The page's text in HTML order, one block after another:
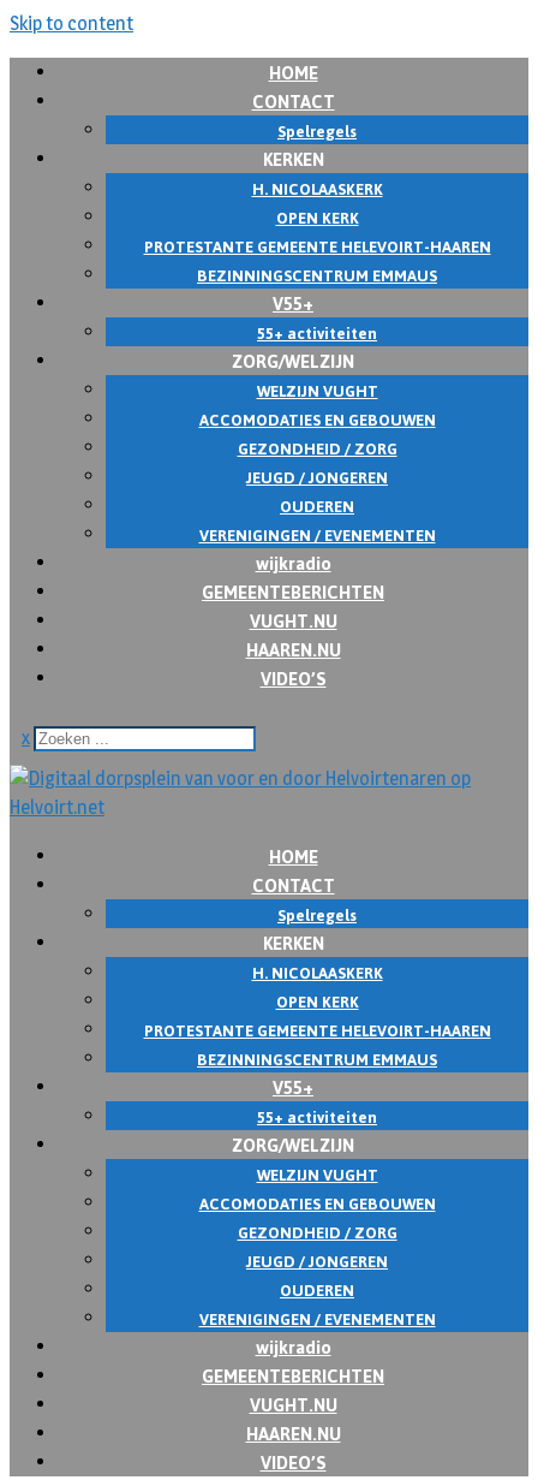
Skip to content
HOME
CONTACT
Spelregels
KERKEN
H. NICOLAASKERK
OPEN KERK
PROTESTANTE GEMEENTE HELEVOIRT-HAAREN
BEZINNINGSCENTRUM EMMAUS
V55+
55+ activiteiten
ZORG/WELZIJN
WELZIJN VUGHT
ACCOMODATIES EN GEBOUWEN
GEZONDHEID / ZORG
JEUGD / JONGEREN
OUDEREN
VERENIGINGEN / EVENEMENTEN
wijkradio
GEMEENTEBERICHTEN
VUGHT.NU
HAAREN.NU
VIDEO’S
x
HOME
CONTACT
Spelregels
KERKEN
H. NICOLAASKERK
OPEN KERK
PROTESTANTE GEMEENTE HELEVOIRT-HAAREN
BEZINNINGSCENTRUM EMMAUS
V55+
55+ activiteiten
ZORG/WELZIJN
WELZIJN VUGHT
ACCOMODATIES EN GEBOUWEN
GEZONDHEID / ZORG
JEUGD / JONGEREN
OUDEREN
VERENIGINGEN / EVENEMENTEN
wijkradio
GEMEENTEBERICHTEN
VUGHT.NU
HAAREN.NU
VIDEO’S